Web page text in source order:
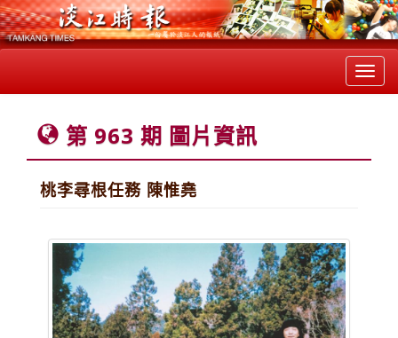
第 963 期 圖片資訊
桃李尋根任務 陳惟堯